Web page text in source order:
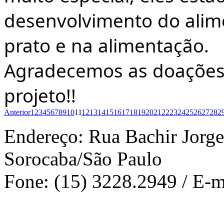
desenvolvimento do
prato e na alimentação.
Agradecemos as
projeto!!
Anterior1 23456789101112131415161718192021 22232425262728
Endereço: Rua Bachir
Sorocaba/São Paulo
Fone: (15) 3228.2949 / E-